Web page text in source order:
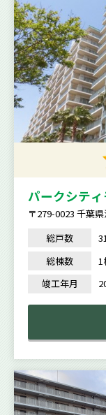
パークシテ
〒279-0023 千葉
総戸数
総棟数
1
竣工年月